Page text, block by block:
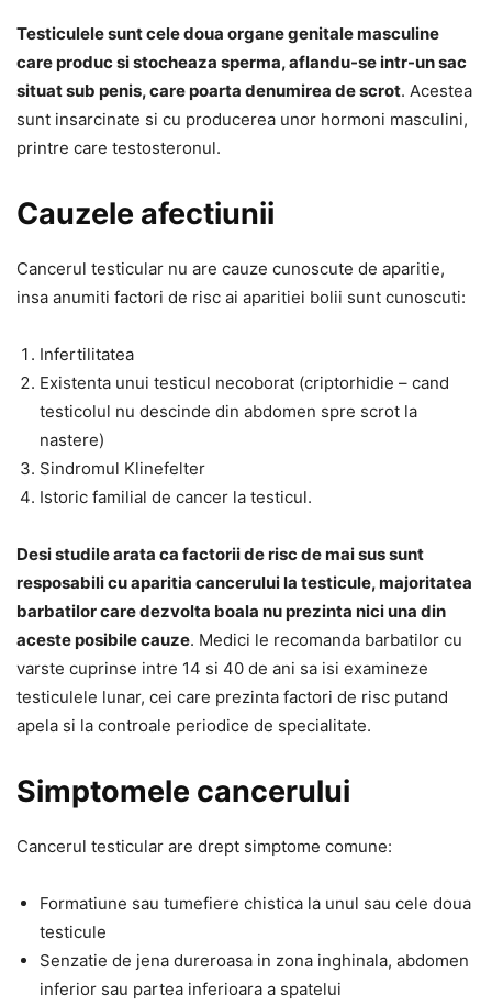
Testiculele sunt cele doua organe genitale masculine
care produc si stocheaza sperma, aflandu-se intr-un sac
situat sub penis, care poarta denumirea de scrot. Acestea
sunt insarcinate si cu producerea unor hormoni masculini,
printre care testosteronul.
Cauzele afectiunii
Cancerul testicular nu are cauze cunoscute de aparitie,
insa anumiti factori de risc ai aparitiei bolii sunt cunoscuti:
Infertilitatea
Existenta unui testicul necoborat (criptorhidie – cand
testicolul nu descinde din abdomen spre scrot la
nastere)
Sindromul Klinefelter
Istoric familial de cancer la testicul.
Desi studile arata ca factorii de risc de mai sus sunt
resposabili cu aparitia cancerului la testicule, majoritatea
barbatilor care dezvolta boala nu prezinta nici una din
aceste posibile cauze. Medici le recomanda barbatilor cu
varste cuprinse intre 14 si 40 de ani sa isi examineze
testiculele lunar, cei care prezinta factori de risc putand
apela si la controale periodice de specialitate.
Simptomele cancerului
Cancerul testicular are drept simptome comune:
Formatiune sau tumefiere chistica la unul sau cele doua
testicule
Senzatie de jena dureroasa in zona inghinala, abdomen
inferior sau partea inferioara a spatelui